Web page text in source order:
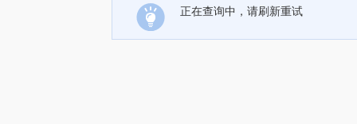
正在查询中，请刷新重试